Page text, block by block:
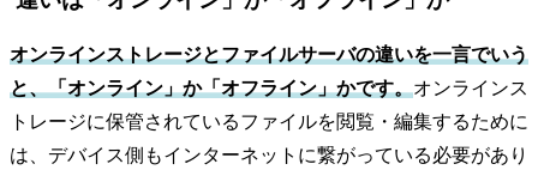
オンラインストレージとファイルサーバの違いを一言でいう
と、「オンライン」か「オフライン」かです。オンラインス
トレージに保管されているファイルを閲覧・編集するために
は、デバイス側もインターネットに繋がっている必要があり